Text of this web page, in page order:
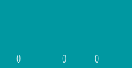
0
0
0